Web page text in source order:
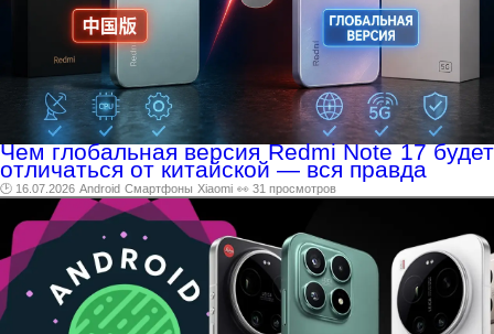
Чем глобальная версия Redmi Note 17 будет
отличаться от китайской — вся правда
🕑 16.07.2026 Android Смартфоны Xiaomi 👀 31 просмотров